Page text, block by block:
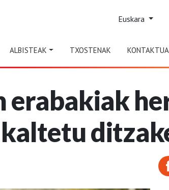
Euskara
ALBISTEAK TXOSTENAK KONTAKTUA
erabakiak